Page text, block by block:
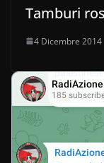
Tamburi
4 Dicembre 2014